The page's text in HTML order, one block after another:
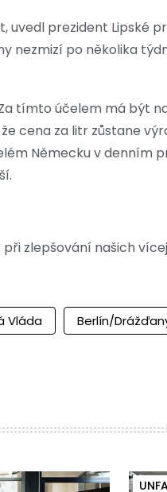
uvedl prezident Lipské
nezmizí po několika
tímto účelem má být
cena za litr zůstane
Německu v denním
zlepšování našich
Vláda Berlín/